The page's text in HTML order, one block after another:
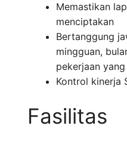
Memastikan
menciptakan
Bertanggung
mingguan,
pekerjaan
Kontrol kinerja
Fasilitas